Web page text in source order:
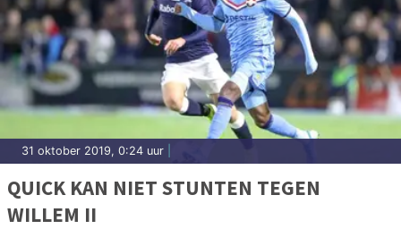
31 oktober 2019, 0:24 uur
QUICK KAN NIET STUNTEN TEGEN
WILLEM II